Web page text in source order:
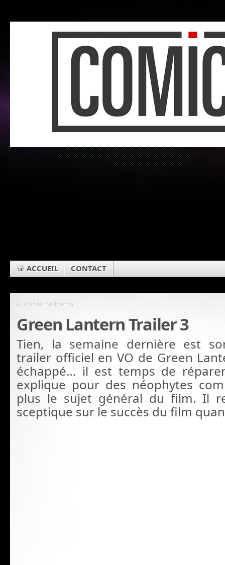
ACCUEIL CONTACT
« Wonder Middleton
Green Lantern Trailer 3
Tien, la semaine dernière est
trailer officiel en VO de Green
échappé… il est temps de
explique pour des néophytes
plus le sujet général du film. Il
sceptique sur le succès du film